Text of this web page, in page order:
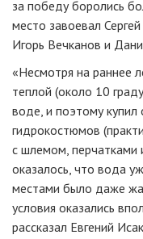
за победу боролись
место завоевал
Игорь Вечканов и
«Несмотря на раннее
теплой (около 10
воде, и поэтому
гидрокостюмов
с шлемом, перчатками
оказалось, что вода
местами было даже
условия оказались
рассказал Евгений